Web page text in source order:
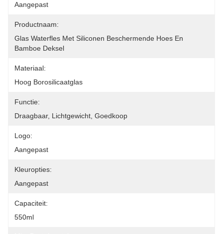
Aangepast
Productnaam:
Glas Waterfles Met Siliconen Beschermende Hoes En
Bamboe Deksel
Materiaal:
Hoog Borosilicaatglas
Functie:
Draagbaar, Lichtgewicht, Goedkoop
Logo:
Aangepast
Kleuropties:
Aangepast
Capaciteit:
550ml